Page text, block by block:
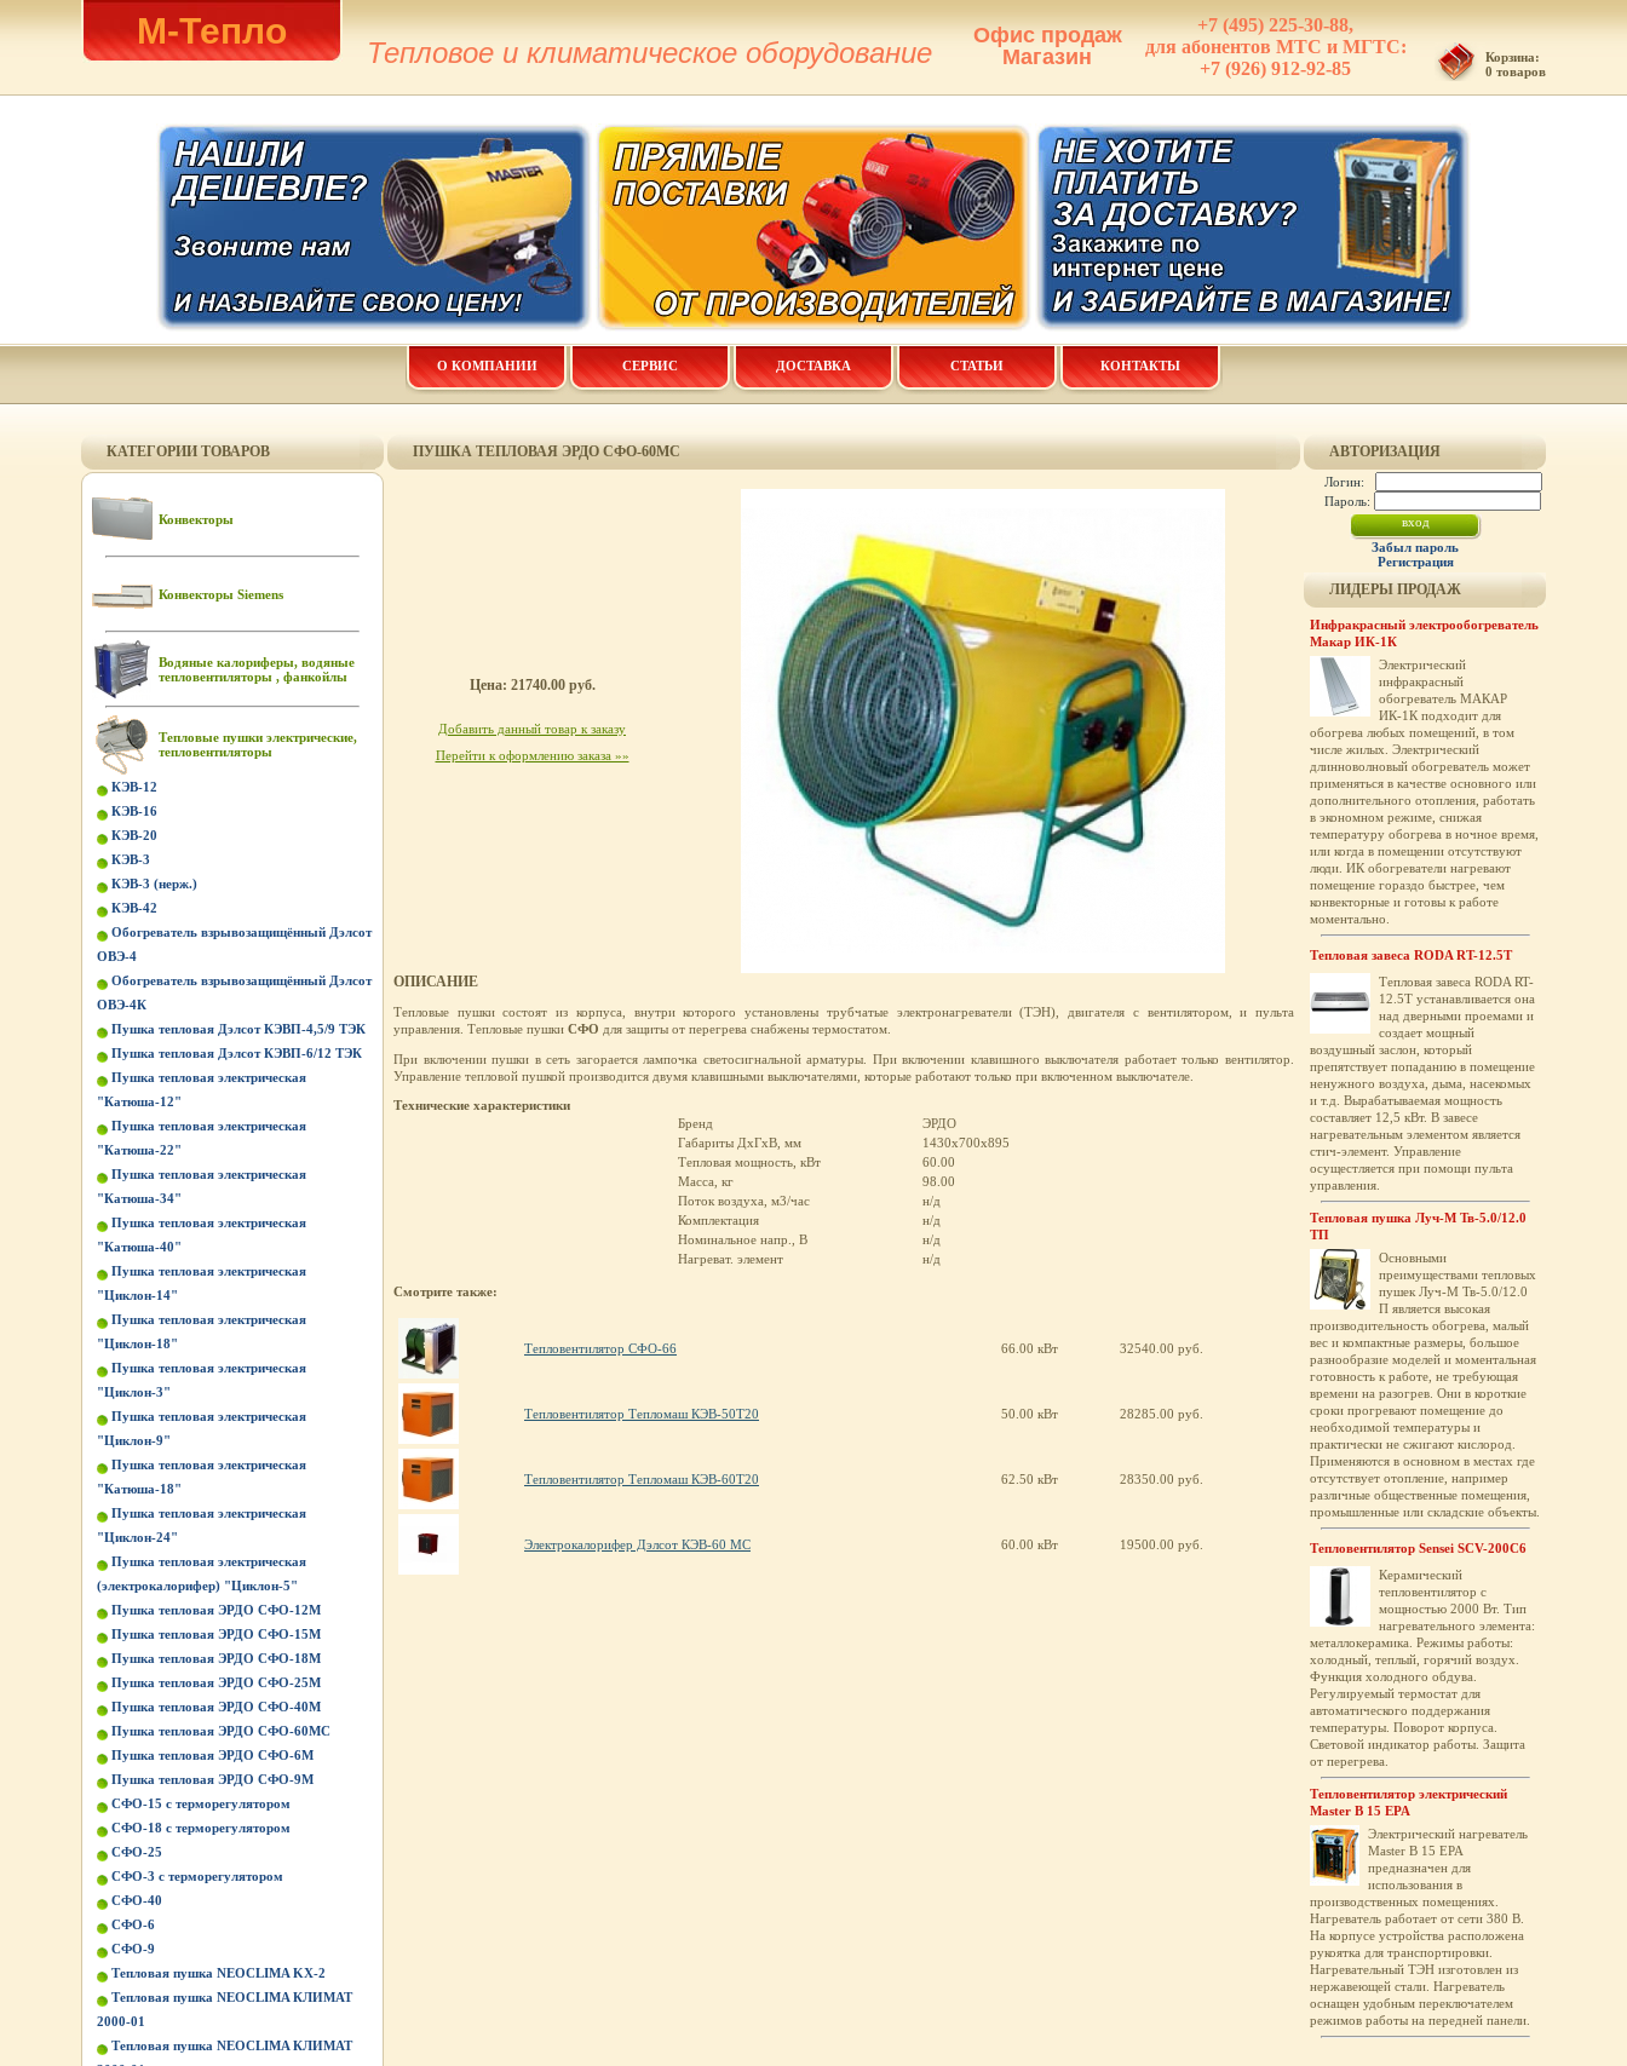
М-Тепло
Тепловое и климатическое оборудование
Офис продаж
Магазин
+7 (495) 225-30-88,
для абонентов МТС и МГТС:
+7 (926) 912-92-85
Корзина:
0 товаров
О КОМПАНИИ СЕРВИС ДОСТАВКА СТАТЬИ КОНТАКТЫ
КАТЕГОРИИ ТОВАРОВ
Конвекторы
Конвекторы Siemens
Водяные калориферы, водяные
тепловентиляторы , фанкойлы
Тепловые пушки электрические,
тепловентиляторы
КЭВ-12
КЭВ-16
КЭВ-20
КЭВ-3
КЭВ-3 (нерж.)
КЭВ-42
Обогреватель взрывозащищённый Дэлсот
ОВЭ-4
Обогреватель взрывозащищённый Дэлсот
ОВЭ-4К
Пушка тепловая Дэлсот КЭВП-4,5/9 ТЭК
Пушка тепловая Дэлсот КЭВП-6/12 ТЭК
Пушка тепловая электрическая
"Катюша-12"
Пушка тепловая электрическая
"Катюша-22"
Пушка тепловая электрическая
"Катюша-34"
Пушка тепловая электрическая
"Катюша-40"
Пушка тепловая электрическая
"Циклон-14"
Пушка тепловая электрическая
"Циклон-18"
Пушка тепловая электрическая
"Циклон-3"
Пушка тепловая электрическая
"Циклон-9"
Пушка тепловая электрическая
"Катюша-18"
Пушка тепловая электрическая
"Циклон-24"
Пушка тепловая электрическая
(электрокалорифер) "Циклон-5"
Пушка тепловая ЭРДО СФО-12М
Пушка тепловая ЭРДО СФО-15М
Пушка тепловая ЭРДО СФО-18М
Пушка тепловая ЭРДО СФО-25М
Пушка тепловая ЭРДО СФО-40М
Пушка тепловая ЭРДО СФО-60МС
Пушка тепловая ЭРДО СФО-6М
Пушка тепловая ЭРДО СФО-9М
СФО-15 с терморегулятором
СФО-18 с терморегулятором
СФО-25
СФО-3 с терморегулятором
СФО-40
СФО-6
СФО-9
Тепловая пушка NEOCLIMA KХ-2
Тепловая пушка NEOCLIMA КЛИМАТ
2000-01
Тепловая пушка NEOCLIMA КЛИМАТ
ПУШКА ТЕПЛОВАЯ ЭРДО СФО-60МС
Цена: 21740.00 руб.
Добавить данный товар к заказу
Перейти к оформлению заказа »»
ОПИСАНИЕ
Тепловые пушки состоят из корпуса, внутри которого установлены трубчатые электронагреватели (ТЭН), двигателя с вентилятором, и пульта
управления. Тепловые пушки СФО для защиты от перегрева снабжены термостатом.
При включении пушки в сеть загорается лампочка светосигнальной арматуры. При включении клавишного выключателя работает только вентилятор.
Управление тепловой пушкой производится двумя клавишными выключателями, которые работают только при включенном выключателе.
Технические характеристики
Бренд
ЭРДО
Габариты ДхГхВ, мм
1430x700x895
Тепловая мощность, кВт
60.00
Масса, кг
98.00
Поток воздуха, м3/час
н/д
Комплектация
н/д
Номинальное напр., В
н/д
Нагреват. элемент
н/д
Смотрите также:
Тепловентилятор СФО-66 66.00 кВт 32540.00 руб.
Тепловентилятор Тепломаш КЭВ-50Т20 50.00 кВт 28285.00 руб.
Тепловентилятор Тепломаш КЭВ-60Т20 62.50 кВт 28350.00 руб.
Электрокалорифер Дэлсот КЭВ-60 МС 60.00 кВт 19500.00 руб.
АВТОРИЗАЦИЯ
Логин:
Пароль:
Забыл пароль
Регистрация
ЛИДЕРЫ ПРОДАЖ
Инфракрасный электрообогреватель
Макар ИК-1К
Электрический
инфракрасный
обогреватель МАКАР
ИК-1К подходит для
обогрева любых помещений, в том
числе жилых. Электрический
длинноволновый обогреватель может
применяться в качестве основного или
дополнительного отопления, работать
в экономном режиме, снижая
температуру обогрева в ночное время,
или когда в помещении отсутствуют
люди. ИК обогреватели нагревают
помещение гораздо быстрее, чем
конвекторные и готовы к работе
моментально.
Тепловая завеса RODA RT-12.5T
Тепловая завеса RODA RT-
12.5T устанавливается она
над дверными проемами и
создает мощный
воздушный заслон, который
препятствует попаданию в помещение
ненужного воздуха, дыма, насекомых
и т.д. Вырабатываемая мощность
составляет 12,5 кВт. В завесе
нагревательным элементом является
стич-элемент. Управление
осущестляется при помощи пульта
управления.
Тепловая пушка Луч-М Тв-5.0/12.0
ТП
Основными
преимуществами тепловых
пушек Луч-М Тв-5.0/12.0
П является высокая
производительность обогрева, малый
вес и компактные размеры, большое
разнообразие моделей и моментальная
готовность к работе, не требующая
времени на разогрев. Они в короткие
сроки прогревают помещение до
необходимой температуры и
практически не сжигают кислород.
Применяются в основном в местах где
отсутствует отопление, например
различные общественные помещения,
промышленные или складские объекты.
Тепловентилятор Sensei SCV-200C6
Керамический
тепловентилятор с
мощностью 2000 Вт. Тип
нагревательного элемента:
металлокерамика. Режимы работы:
холодный, теплый, горячий воздух.
Функция холодного обдува.
Регулируемый термостат для
автоматического поддержания
температуры. Поворот корпуса.
Световой индикатор работы. Защита
от перегрева.
Тепловентилятор электрический
Master B 15 EPA
Электрический нагреватель
Master B 15 EPA
предназначен для
использования в
производственных помещениях.
Нагреватель работает от сети 380 В.
На корпусе устройства расположена
рукоятка для транспортировки.
Нагревательный ТЭН изготовлен из
нержавеющей стали. Нагреватель
оснащен удобным переключателем
режимов работы на передней панели.